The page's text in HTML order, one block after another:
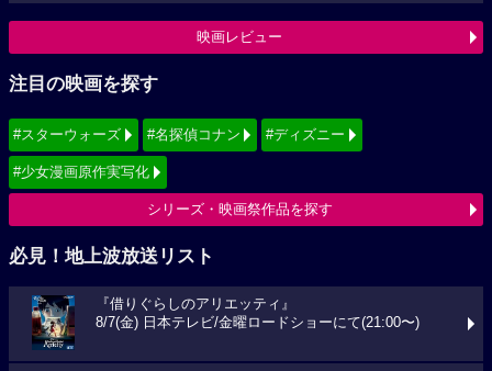
映画レビュー
注目の映画を探す
#スターウォーズ #名探偵コナン #ディズニー
#少女漫画原作実写化
シリーズ・映画祭作品を探す
必見！地上波放送リスト
『借りぐらしのアリエッティ』
8/7(金) 日本テレビ/金曜ロードショーにて(21:00〜)